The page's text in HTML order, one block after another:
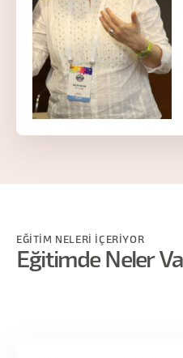
EĞİTİM NELERİ İÇERİYOR
Eğitimde Neler